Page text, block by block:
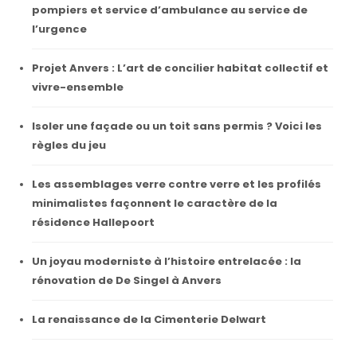
pompiers et service d’ambulance au service de
l’urgence
Projet Anvers : L’art de concilier habitat collectif et
vivre-ensemble
Isoler une façade ou un toit sans permis ? Voici les
règles du jeu
Les assemblages verre contre verre et les profilés
minimalistes façonnent le caractère de la
résidence Hallepoort
Un joyau moderniste à l’histoire entrelacée : la
rénovation de De Singel à Anvers
La renaissance de la Cimenterie Delwart